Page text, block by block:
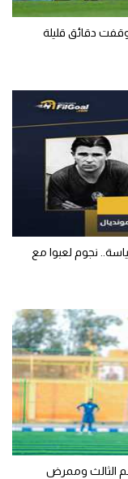
دقائق قليلة
نجوم لعبوا مع
الثالث وممرض